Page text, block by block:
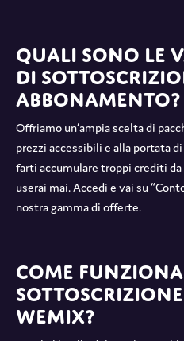
Quali sono le
di
abbonamento?
Offriamo un’ampia scelta di
prezzi accessibili e alla portata
farti accumulare troppi crediti
userai mai. Accedi e vai su
nostra gamma di offerte.
Come
WeMix?